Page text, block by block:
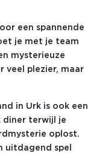
een spannende
je met je team
mysterieuze
veel plezier, maar
in Urk is ook een
diner terwijl je
oplost.
uitdagend spel